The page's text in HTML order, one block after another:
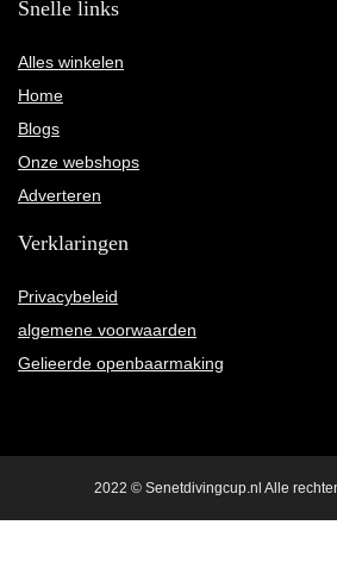
Snelle links
Alles winkelen
Home
Blogs
Onze webshops
Adverteren
Verklaringen
Privacybeleid
algemene voorwaarden
Gelieerde openbaarmaking
2022 © Senetdivingcup.nl Alle